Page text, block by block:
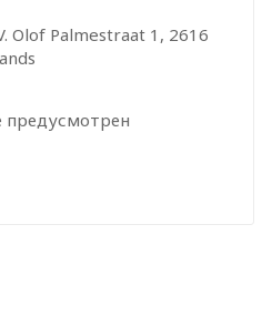
Olof Palmestraat 1, 2616
предусмотрен